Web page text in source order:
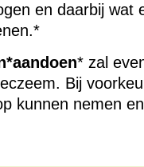
en daarbij wat
* zal
Bij
kunnen nemen